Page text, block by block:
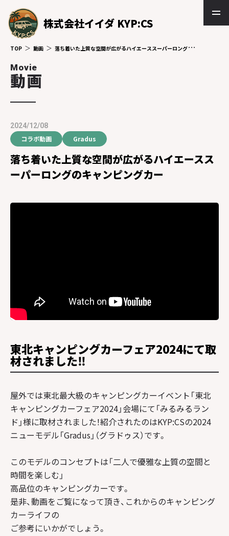
株式会社イイダ KYP:CS
TOP 動画 落ち着いた上質な空間が広がるハイエーススーパーロングのキャンピングカー
Movie
動画
2024/12/08
コラボ動画 Gradus
落ち着いた上質な空間が広がるハイエースス
ーパーロングのキャンピングカー
東北キャンピングカーフェア2024にて取
材されました‼
屋外では東北最大級のキャンピングカーイベント「東北
キャンピングカーフェア2024」会場にて「みるみるラン
ド」様に取材されました！紹介されたのはKYP:CSの2024
ニューモデル「Gradus」（グラドゥス）です。
このモデルのコンセプトは「二人で優雅な上質の空間と
時間を楽しむ」
高品位のキャンピングカーです。
是非、動画をご覧になって頂き、これからのキャンピング
カーライフの
ご参考にいかがでしょう。